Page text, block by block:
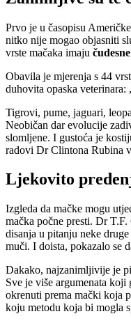
Prvo je u časopisu
nitko nije mogao objasniti
vrste mačaka imaju
Obavila je mjerenja s 44
duhovita opaska
Tigrovi, pume, jaguari,
Neobičan dar evolucije
slomljene. I gustoća je
radovi Dr Clintona Rubina
Ljekovito
Izgleda da mačke mogu
mačka počne presti. Dr
disanja u pitanju neke
muči. I doista, pokazalo se
Dakako, najzanimljivije je
Sve je više argumenata
okrenuti prema mački koja
koju metodu koja bi mogla